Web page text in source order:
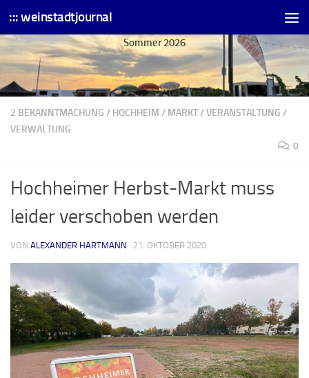
Skip to content
::: weinstadtjournal
Sommer 2026
2 BEKANNTMACHUNG / HOCHHEIM / MARKT/VERANSTALTUNG /
VERWALTUNG
0
Hochheimer Herbst-Markt muss
leider verschoben werden
VON ALEXANDER HARTMANN · 21. OKTOBER 2020